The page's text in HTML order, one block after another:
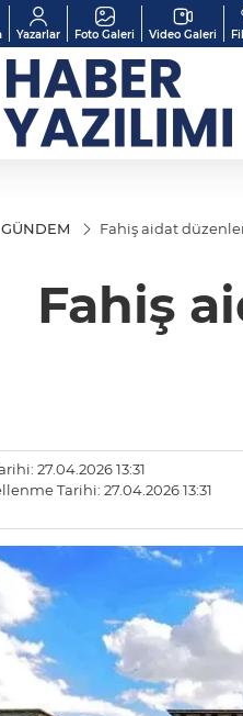
Yazarlar Foto Galeri Video Galeri
GÜNDEM Fahiş aidat
Fahiş
27.04.2026 13:31
Tarihi: 27.04.2026 13:31